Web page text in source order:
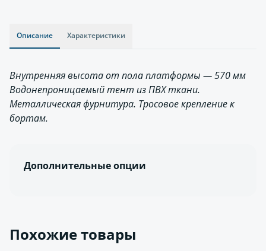
Описание Характеристики
Внутренняя высота от пола платформы — 570 мм
Водонепроницаемый тент из ПВХ ткани.
Металлическая фурнитура. Тросовое крепление к
бортам.
Дополнительные опции
Похожие товары